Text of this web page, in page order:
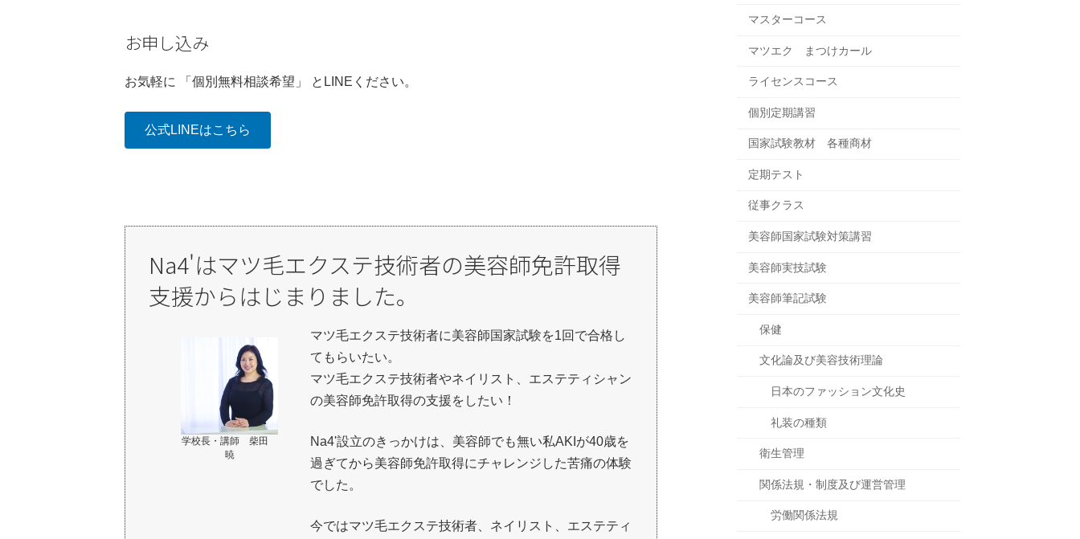
お申し込み
お気軽に 「個別無料相談希望」 とLINEください。
公式LINEはこちら
Na4'はマツ毛エクステ技術者の美容師免許取得
支援からはじまりました。
学校長・講師 柴田
暁
マツ毛エクステ技術者に美容師国家試験を1回で合格し
てもらいたい。
マツ毛エクステ技術者やネイリスト、エステティシャン
の美容師免許取得の支援をしたい！
Na4'設立のきっかけは、美容師でも無い私AKIが40歳を
過ぎてから美容師免許取得にチャレンジした苦痛の体験
でした。
今ではマツ毛エクステ技術者、ネイリスト、エステティ
マスターコース
マツエク まつけカール
ライセンスコース
個別定期講習
国家試験教材 各種商材
定期テスト
従事クラス
美容師国家試験対策講習
美容師実技試験
美容師筆記試験
保健
文化論及び美容技術理論
日本のファッション文化史
礼装の種類
衛生管理
関係法規・制度及び運営管理
労働関係法規